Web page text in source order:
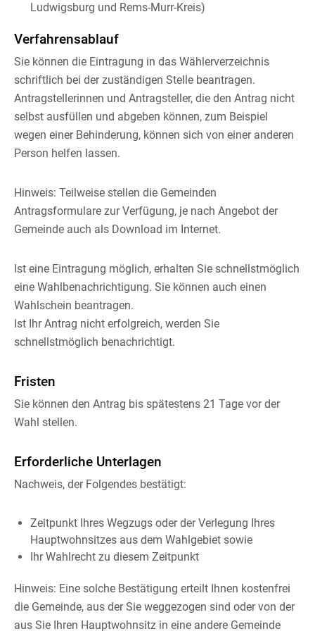
Ludwigsburg und Rems-Murr-Kreis)
Verfahrensablauf
Sie können die Eintragung in das Wählerverzeichnis
schriftlich bei der zuständigen Stelle beantragen.
Antragstellerinnen und Antragsteller, die den Antrag nicht
selbst ausfüllen und abgeben können, zum Beispiel
wegen einer Behinderung, können sich von einer anderen
Person helfen lassen.
Hinweis: Teilweise stellen die Gemeinden
Antragsformulare zur Verfügung, je nach Angebot der
Gemeinde auch als Download im Internet.
Ist eine Eintragung möglich, erhalten Sie schnellstmöglich
eine Wahlbenachrichtigung. Sie können auch einen
Wahlschein beantragen.
Ist Ihr Antrag nicht erfolgreich, werden Sie
schnellstmöglich benachrichtigt.
Fristen
Sie können den Antrag bis spätestens 21 Tage vor der
Wahl stellen.
Erforderliche Unterlagen
Nachweis, der Folgendes bestätigt:
Zeitpunkt Ihres Wegzugs oder der Verlegung Ihres
Hauptwohnsitzes aus dem Wahlgebiet sowie
Ihr Wahlrecht zu diesem Zeitpunkt
Hinweis: Eine solche Bestätigung erteilt Ihnen kostenfrei
die Gemeinde, aus der Sie weggezogen sind oder von der
aus Sie Ihren Hauptwohnsitz in eine andere Gemeinde